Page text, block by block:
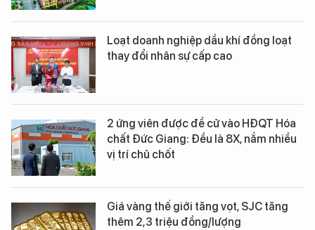
Loạt doanh nghiệp dầu khí đồng loạt
thay đổi nhân sự cấp cao
2 ứng viên được đề cử vào HĐQT Hóa
chất Đức Giang: Đều là 8X, nắm nhiều
vị trí chủ chốt
Giá vàng thế giới tăng vọt, SJC tăng
thêm 2,3 triệu đồng/lượng